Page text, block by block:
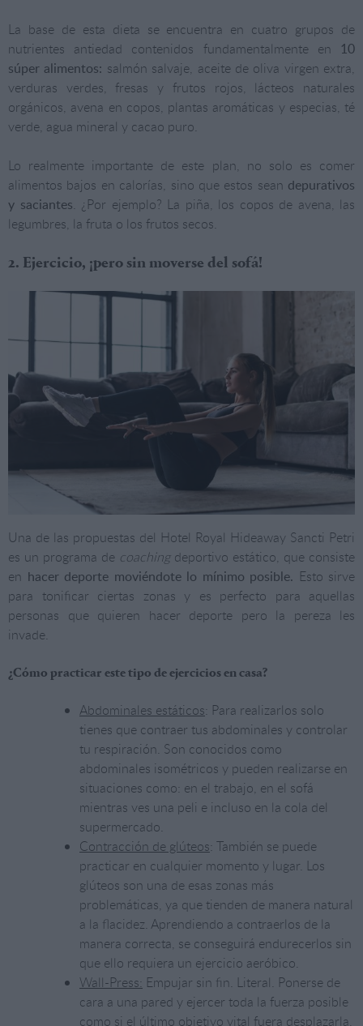
La base de esta dieta se encuentra en cuatro grupos de
nutrientes antiedad contenidos fundamentalmente en 10
súper alimentos: salmón salvaje, aceite de oliva virgen extra,
verduras verdes, fresas y frutos rojos, lácteos naturales
orgánicos, avena en copos, plantas aromáticas y especias, té
verde, agua mineral y cacao puro.
Lo realmente importante de este plan, no solo es comer
alimentos bajos en calorías, sino que estos sean depurativos
y saciantes. ¿Por ejemplo? La piña, los copos de avena, las
legumbres, la fruta o los frutos secos.
2. Ejercicio, ¡pero sin moverse del sofá!
Una de las propuestas del Hotel Royal Hideaway Sancti Petri
es un programa de coachingdeportivo estático, que consiste
en hacer deporte moviéndote lo mínimo posible. Esto sirve
para tonificar ciertas zonas y es perfecto para aquellas
personas que quieren hacer deporte pero la pereza les
invade.
¿Cómo practicar este tipo de ejercicios en casa?
Abdominales estáticos: Para realizarlos solo
tienes que contraer tus abdominales y controlar
tu respiración. Son conocidos como
abdominales isométricos y pueden realizarse en
situaciones como: en el trabajo, en el sofá
mientras ves una peli e incluso en la cola del
supermercado.
Contracción de glúteos: También se puede
practicar en cualquier momento y lugar. Los
glúteos son una de esas zonas más
problemáticas, ya que tienden de manera natural
a la flacidez. Aprendiendo a contraerlos de la
manera correcta, se conseguirá endurecerlos sin
que ello requiera un ejercicio aeróbico.
Wall-Press: Empujar sin fin. Literal. Ponerse de
cara a una pared y ejercer toda la fuerza posible
como si el último objetivo vital fuera desplazarla,